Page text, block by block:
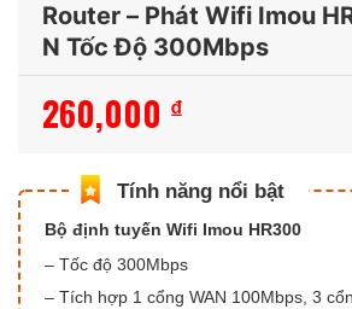
Router – Phát Wifi Imou
N Tốc Độ 300Mbps
260,000 ₫
Bộ định tuyến Wifi Imou HR300
– Tốc độ 300Mbps
– Tích hợp 1 cổng WAN 100Mbps, 3